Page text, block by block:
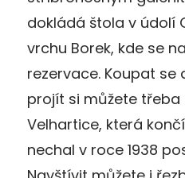
dokládá štola v údolí
vrchu Borek, kde se
rezervace. Koupat se
projít si můžete třeba
Velhartice, která
nechal v roce 1938